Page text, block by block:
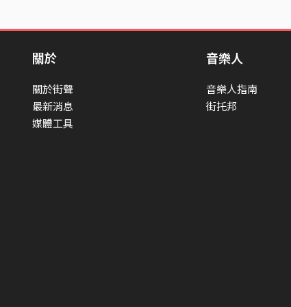
關於
關於街聲
最新消息
媒體工具
音樂人
音樂人指南
街托邦